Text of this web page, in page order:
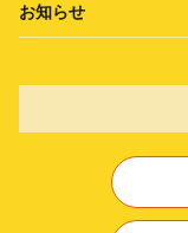
お知らせ